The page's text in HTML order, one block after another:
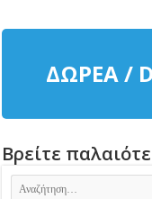
ΔΩΡΕΑ /
Βρείτε